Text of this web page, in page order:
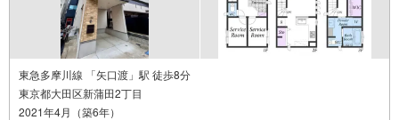
東急多摩川線 「矢口渡」駅 徒歩8分
東京都大田区新蒲田2丁目
2021年4月（築6年）